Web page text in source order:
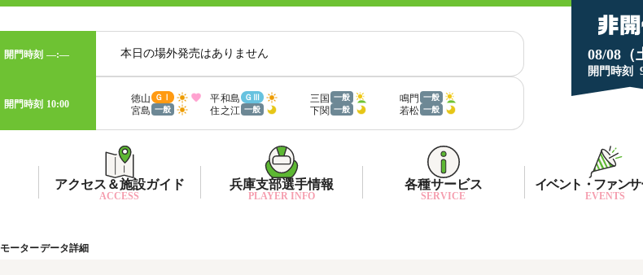
08/08（
開門時刻
開門時刻 —:— 本日の場外発売はありません
開門時刻 10:00 徳山 ＧⅠ 平和島 ＧⅢ 三国 一般 鳴門 一般
宮島 一般 住之江 一般 下関 一般 若松 一般
アクセス＆施設ガイド
ACCESS
兵庫支部選手情報
PLAYER INFO
各種サービス
SERVICE
イベント・ファン
EVENTS
モーターデータ詳細